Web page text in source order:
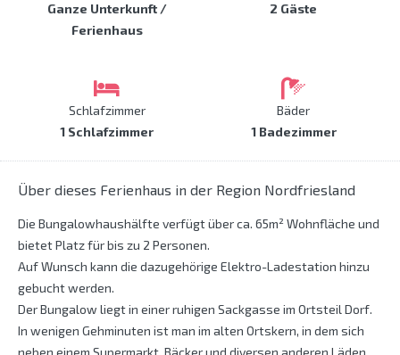
Ganze Unterkunft /
Ferienhaus
2 Gäste
Schlafzimmer
1 Schlafzimmer
Bäder
1 Badezimmer
Über dieses Ferienhaus in der Region Nordfriesland
Die Bungalowhaushälfte verfügt über ca. 65m² Wohnfläche und
bietet Platz für bis zu 2 Personen.
Auf Wunsch kann die dazugehörige Elektro-Ladestation hinzu
gebucht werden.
Der Bungalow liegt in einer ruhigen Sackgasse im Ortsteil Dorf.
In wenigen Gehminuten ist man im alten Ortskern, in dem sich
neben einem Supermarkt, Bäcker und diversen anderen Läden